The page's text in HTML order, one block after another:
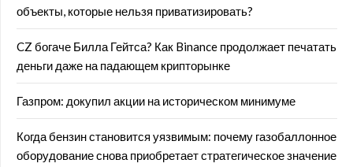
объекты, которые нельзя приватизировать?
CZ богаче Билла Гейтса? Как Binance продолжает печатать
деньги даже на падающем крипторынке
Газпром: докупил акции на историческом минимуме
Когда бензин становится уязвимым: почему газобаллонное
оборудование снова приобретает стратегическое значение